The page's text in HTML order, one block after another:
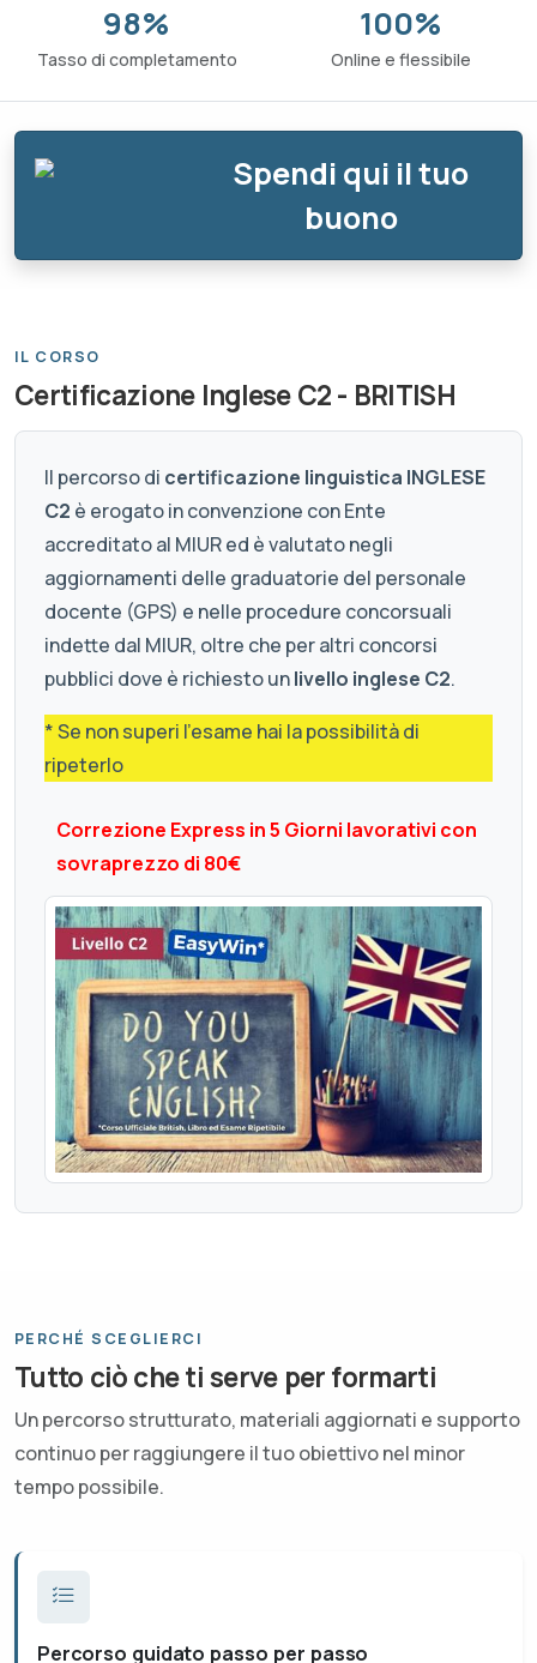
98%
Tasso di completamento
100%
Online e flessibile
Spendi qui il tuo
buono
IL CORSO
Certificazione Inglese C2 - BRITISH
Il percorso di certificazione linguistica INGLESE
C2 è erogato in convenzione con Ente
accreditato al MIUR ed è valutato negli
aggiornamenti delle graduatorie del personale
docente (GPS) e nelle procedure concorsuali
indette dal MIUR, oltre che per altri concorsi
pubblici dove è richiesto unlivello inglese C2.
* Se non superi l'esame hai la possibilità di
ripeterlo
Correzione Express in 5 Giorni lavorativi con
sovraprezzo di 80€
PERCHÉ SCEGLIERCI
Tutto ciò che ti serve per formarti
Un percorso strutturato, materiali aggiornati e supporto
continuo per raggiungere il tuo obiettivo nel minor
tempo possibile.
Percorso guidato passo per passo